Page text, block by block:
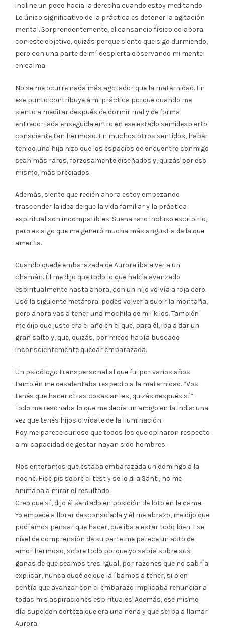
incline un poco hacia la derecha cuando estoy meditando.
Lo único significativo de la práctica es detener la agitación
mental. Sorprendentemente, el cansancio físico colabora
con este objetivo, quizás porque siento que sigo durmiendo,
pero con una parte de mí despierta observando mi mente
en calma.
No se me ocurre nada más agotador que la maternidad. En
ese punto contribuye a mi práctica porque cuando me
siento a meditar después de dormir mal y de forma
entrecortada enseguida entro en ese estado semidespierto
consciente tan hermoso. En muchos otros sentidos, haber
tenido una hija hizo que los espacios de encuentro conmigo
sean más raros, forzosamente diseñados y, quizás por eso
mismo, más preciados.
Además, siento que recién ahora estoy empezando
trascender la idea de que la vida familiar y la práctica
espiritual son incompatibles. Suena raro incluso escribirlo,
pero es algo que me generó mucha más angustia de la que
amerita.
Cuando quedé embarazada de Aurora iba a ver a un
chamán. Él me dijo que todo lo que había avanzado
espiritualmente hasta ahora, con un hijo volvía a foja cero.
Usó la siguiente metáfora: podés volver a subir la montaña,
pero ahora vas a tener una mochila de mil kilos. También
me dijo que justo era el año en el que, para él, iba a dar un
gran salto y, que, quizás, por miedo había buscado
inconscientemente quedar embarazada.
Un psicólogo transpersonal al que fui por varios años
también me desalentaba respecto a la maternidad. “Vos
tenés que hacer otras cosas antes, quizás después sí”.
Todo me resonaba lo que me decía un amigo en la India: una
vez que tenés hijos olvídate de la Iluminación.
Hoy me parece curioso que todos los que opinaron respecto
a mi capacidad de gestar hayan sido hombres.
Nos enteramos que estaba embarazada un domingo a la
noche. Hice pis sobre el test y se lo di a Santi, no me
animaba a mirar el resultado.
Creo que sí, dijo él sentado en posición de loto en la cama.
Yo empecé a llorar desconsolada y él me abrazo, me dijo que
podíamos pensar que hacer, que iba a estar todo bien. Ese
nivel de comprensión de su parte me parece un acto de
amor hermoso, sobre todo porque yo sabía sobre sus
ganas de que seamos tres. Igual, por razones que no sabría
explicar, nunca dudé de que la íbamos a tener, si bien
sentía que avanzar con el embarazo implicaba renunciar a
todas mis aspiraciones espirituales. Además, ese mismo
día supe con certeza que era una nena y que se iba a llamar
Aurora.